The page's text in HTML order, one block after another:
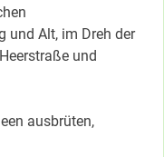
und Alt, im Dreh der
und
ausbrüten,